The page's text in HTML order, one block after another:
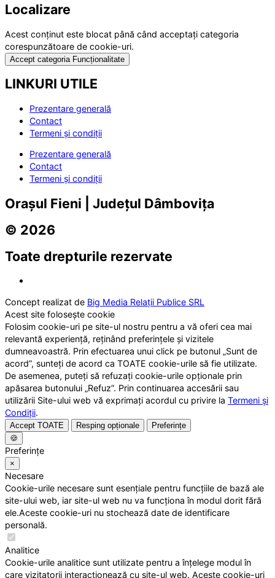
Localizare
Acest conținut este blocat până când acceptați categoria
corespunzătoare de cookie-uri.
Accept categoria Funcționalitate
LINKURI UTILE
Prezentare generală
Contact
Termeni și condiții
Prezentare generală
Contact
Termeni și condiții
Orașul Fieni | Județul Dâmbovița
© 2026
Toate drepturile rezervate
Concept realizat de Big Media Relații Publice SRL
Acest site folosește cookie
Folosim cookie-uri pe site-ul nostru pentru a vă oferi cea mai
relevantă experiență, reținând preferințele și vizitele
dumneavoastră. Prin efectuarea unui click pe butonul „Sunt de
acord”, sunteți de acord ca TOATE cookie-urile să fie utilizate.
De asemenea, puteți să refuzați cookie-urile opționale prin
apăsarea butonului „Refuz”. Prin continuarea accesării sau
utilizării Site-ului web vă exprimați acordul cu privire la Termeni și
Condiții.
Accept TOATE Resping opționale
Preferințe
🍪
Preferințe
×
Necesare
Cookie-urile necesare sunt esențiale pentru funcțiile de bază ale
site-ului web, iar site-ul web nu va funcționa în modul dorit fără
ele.Aceste cookie-uri nu stochează date de identificare
personală.
Analitice
Cookie-urile analitice sunt utilizate pentru a înțelege modul în
care vizitatorii interacționează cu site-ul web. Aceste cookie-uri